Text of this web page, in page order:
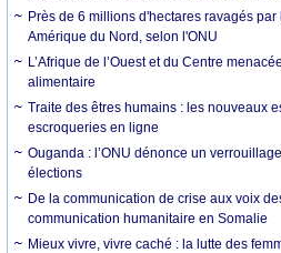
Près de 6 millions d'hectares ravagés
Amérique du Nord, selon l'ONU
L’Afrique de l’Ouest et du Centre
alimentaire
Traite des êtres humains : les nouveaux
escroqueries en ligne
Ouganda : l’ONU dénonce un
élections
De la communication de crise aux voix
communication humanitaire en Somalie
Mieux vivre, vivre caché : la lutte des